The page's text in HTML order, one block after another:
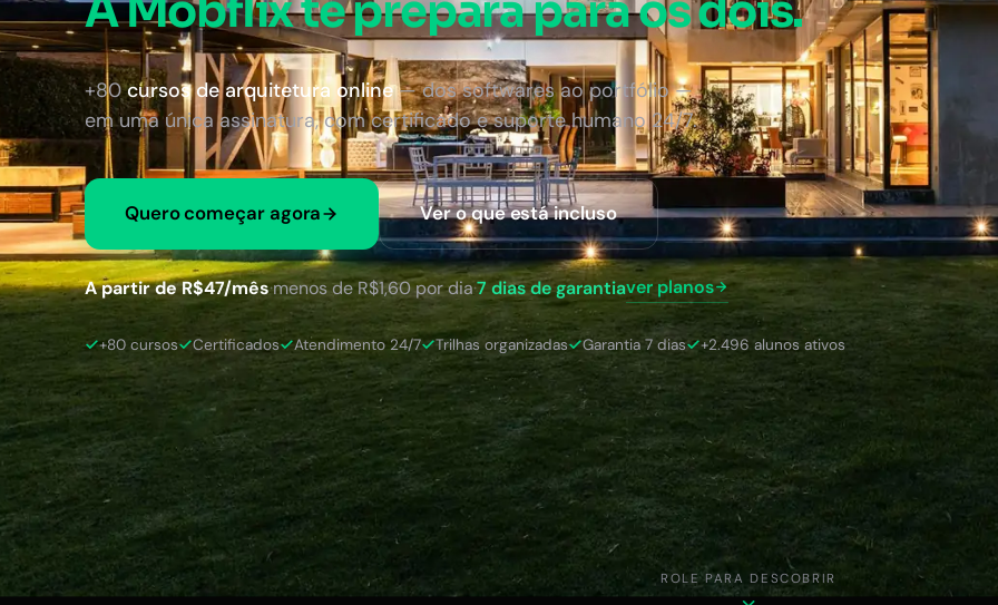
+80cursos de arquitetura online— dos softwares ao portfólio —
em uma única assinatura, com certificado e suporte humano 24/7.
Quero começar agora Ver o que está incluso
A partir de R$47/mês·menos de R$1,60 por dia·7 dias de garantiaver planos
+80 cursos Certificados Atendimento 24/7 Trilhas organizadas Garantia 7 dias +2.496 alunos ativos
ROLE PARA DESCOBRIR